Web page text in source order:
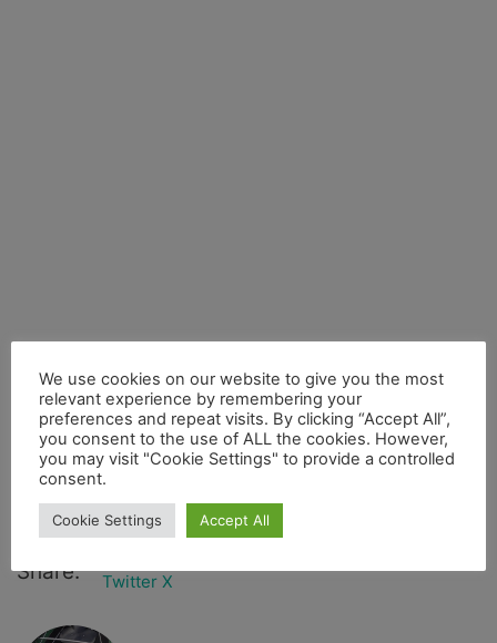
Share:
Twitter X
We use cookies on our website to give you the most
relevant experience by remembering your
preferences and repeat visits. By clicking “Accept All”,
you consent to the use of ALL the cookies. However,
you may visit "Cookie Settings" to provide a controlled
consent.
Cookie Settings Accept All